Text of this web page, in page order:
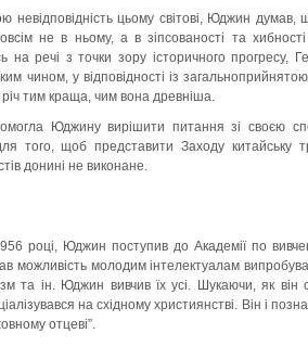
невідповідність цьому світові, Юджин
не в ньому, а в зіпсованості та хибності
на речі з точки зору історичного
чином, у відповідності із
тим краща, чим вона древніша.
Юджину вирішити питання зі своєю
того, щоб представити Заходу китайську
донині не виконане.
році, Юджин поступив до Академії по
можливість молодим інтелектуалам
та ін. Юджин вивчив їх усі. Шукаючи, як
на східному християнстві. Він і
отцеві”.